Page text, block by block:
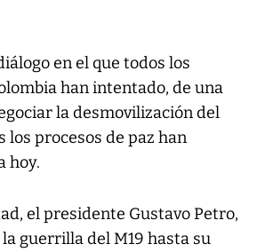
en el que todos los
han intentado, de una
la desmovilización del
los procesos de paz han
hoy.
el presidente Gustavo Petro,
guerrilla del M19 hasta su